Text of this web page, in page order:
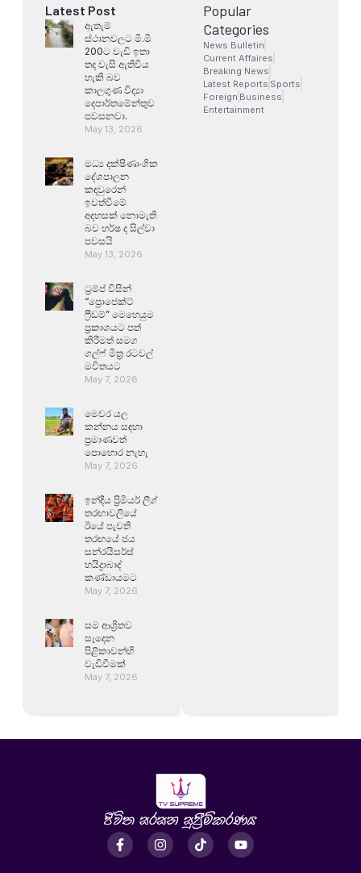
Latest Post
ඇතැම්
ස්ථානවලට මි.මි
200ට වැඩි ඉතා
තද වැසි ඇතිවිය
හැකි බව
කාලගුණ විද්‍යා
දෙපාර්තමේන්තුව
පවසනවා.
May 13, 2026
මධ්‍ය දක්ෂිණාංශික
දේශපාලන
කඳවුරෙන්
ඉවත්වීමේ
අදහසක් නොමැති
බව හර්ෂ ද සිල්වා
පවසයි
May 13, 2026
ට්‍රම්ප් විසින්
“ප්‍රොජෙක්ට්
ෆ්‍රීඩම්” මෙහෙයුම
ප්‍රකාශයට පත්
කිරීමත් සමග
ගල්ෆ් මිත්‍ර රටවල්
මවිතයට
May 7, 2026
මෙවර යල
කන්නය සඳහා
ප්‍රමාණවත්
පොහොර නැහැ
May 7, 2026
ඉන්දීය ප්‍රිමියර් ලීග්
තරඟාවලියේ
ඊයේ පැවති
තරඟයේ ජය
සන්රයිසර්ස්
හයිද්‍රාබාද්
කණ්ඩායමට
May 7, 2026
සම ආශ්‍රිතව
සෑදෙන
පිළිකාවන්හි
වැඩිවීමක්
May 7, 2026
Popular
Categories
News Bulletin
Current Affaires
Breaking News
Latest Reports Sports
Foreign Business
Entertainment